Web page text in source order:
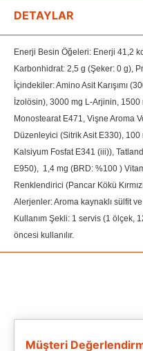
DETAYLAR
Enerji Besin Öğeleri: Enerji 41,2
Karbonhidrat: 2,5 g (Şeker: 0 g),
İçindekiler: Amino Asit Karışımı
İzolösin), 3000 mg L-Arjinin,
Monostearat E471, Vişne Aroma
Düzenleyici (Sitrik Asit E330),
Kalsiyum Fosfat E341 (iii)),
E950), 1,4 mg (BRD: %100 )
Renklendirici (Pancar Kökü
Alerjenler: Aroma kaynaklı sülfit
Kullanım Şekli: 1 servis (1 ölçek,
öncesi kullanılır.
Müşteri